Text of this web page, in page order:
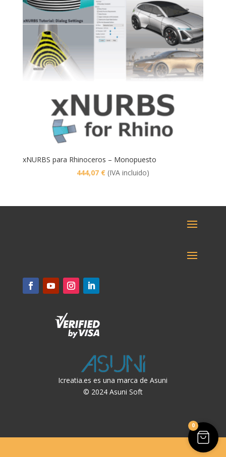
xNURBS para Rhinoceros – Monopuesto
444,07 € (IVA incluido)
Icreatia.es es una marca de Asuni
© 2024 Asuni Soft
0